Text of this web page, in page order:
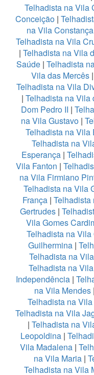
Telhadista na Vila
Conceição |
na Vila Constança
Telhadista na Vila
| Telhadista na Vila
Saúde| Telhadista
Vila das Mercês|
Telhadista na Vila
| Telhadista na Vila
Dom Pedro II |
na Vila Gustavo|
Telhadista na Vila
Telhadista na
Esperança |
Vila Fanton |
na Vila Firmiano
Telhadista na Vila
França| Telhadista
Gertrudes|
Vila Gomes
Telhadista na
Guilhermina|
Telhadista na
Telhadista na
Independência|
na Vila Mendes |
Telhadista na
Telhadista na Vila
| Telhadista na
Leopoldina|
Vila Madalena|
na Vila Maria|
Telhadista na Vila